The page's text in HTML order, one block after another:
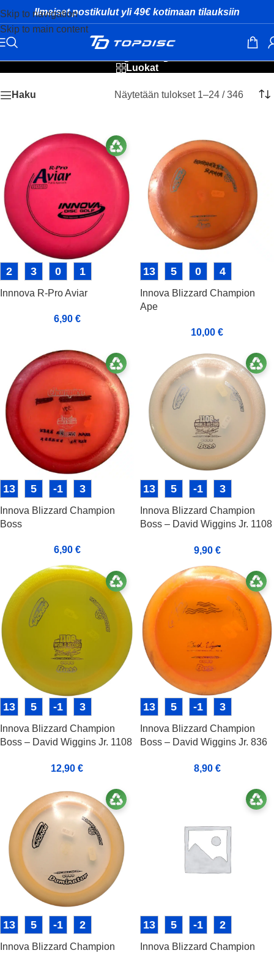
Skip to navigation
Skip to main content
Ilmaiset postikulut yli 49€ kotimaan tilauksiin
Innova käytetyt kiekot
Luokat
Haku Näytetään tulokset 1–24 / 346
2 3 0 1
Innnova R-Pro Aviar
6,90 €
13 5 0 4
Innova Blizzard Champion
Ape
10,00 €
13 5 -1 3
Innova Blizzard Champion
Boss
6,90 €
13 5 -1 3
Innova Blizzard Champion
Boss – David Wiggins Jr. 1108
9,90 €
13 5 -1 3
Innova Blizzard Champion
Boss – David Wiggins Jr. 1108
12,90 €
13 5 -1 3
Innova Blizzard Champion
Boss – David Wiggins Jr. 836
8,90 €
13 5 -1 2
Innova Blizzard Champion
13 5 -1 2
Innova Blizzard Champion